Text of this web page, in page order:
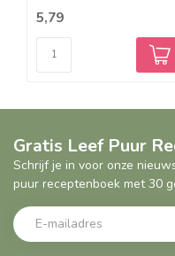
5,79
Gratis Leef Puur
Schrijf je in voor onze
puur receptenboek met 30